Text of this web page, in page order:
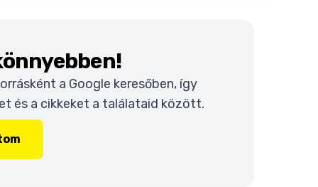
a Google keresőben, így
és a cikkeket a találataid között.